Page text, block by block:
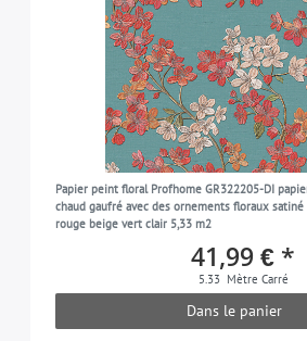
Papier peint floral Profhome GR322205-DI
chaud gaufré avec des ornements floraux
rouge beige vert clair 5,33 m2
41,99 € *
5.33 Mètre Carré
Dans le panier